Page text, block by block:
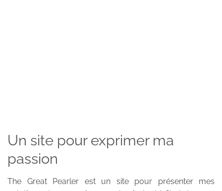
Un site pour exprimer ma
passion
The Great Pearler est un site pour présenter mes